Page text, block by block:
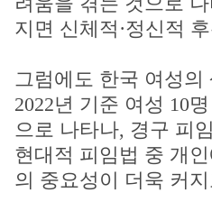
지면 신체적·정신적
그럼에도 한국 여성의
2022년 기준 여성 10
으로 나타나, 경구 피
현대적 피임법 중 개
의 중요성이 더욱 커